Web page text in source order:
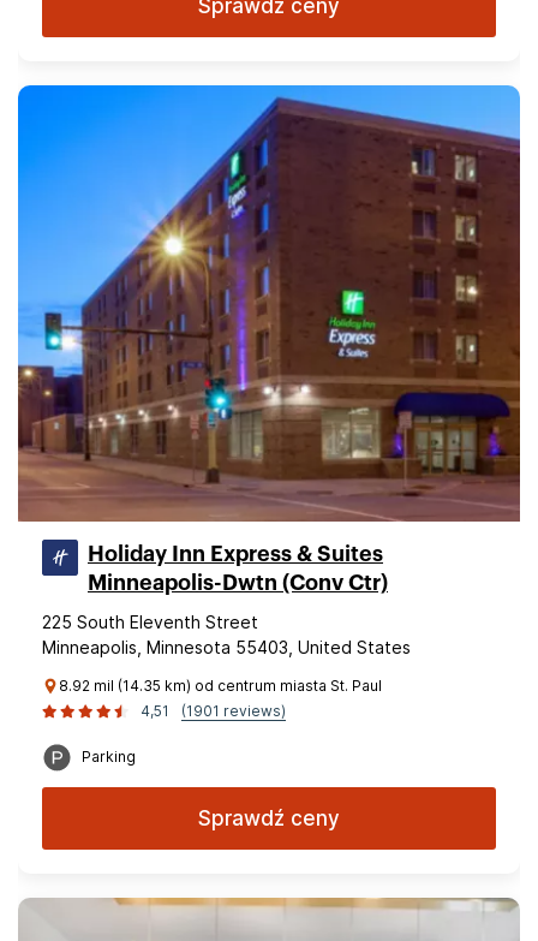
Sprawdź ceny
Holiday Inn Express & Suites
Minneapolis-Dwtn (Conv Ctr)
225 South Eleventh Street
Minneapolis, Minnesota 55403, United States
8.92 mil (14.35 km) od centrum miasta St. Paul
4,51
(1901 reviews)
Parking
Sprawdź ceny